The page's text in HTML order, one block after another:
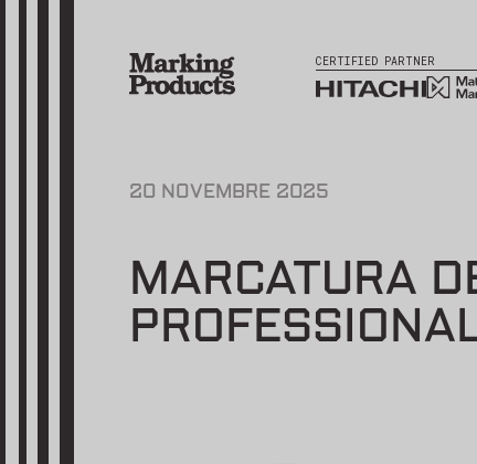
CERTIFIED PARTNER
20 NOVEMBRE 2025
MARCATURA